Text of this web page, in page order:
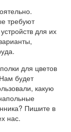
требуют
для их
для цветов
будет
какую
Пишите в
нас.